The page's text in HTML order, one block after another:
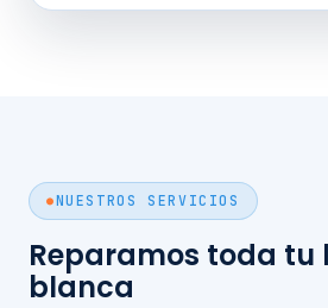
NUESTROS SERVICIOS
Reparamos toda tu
blanca